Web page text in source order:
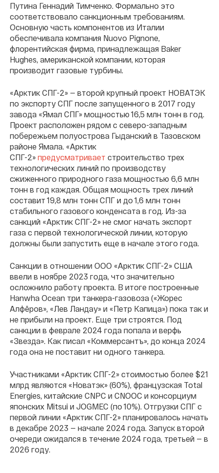
Путина Геннадий Тимченко. Формально это
соответствовало санкционным требованиям.
Основную часть компонентов из Италии
обеспечивала компания Nuovo Pignone,
флорентийская фирма, принадлежащая Baker
Hughes, американской компании, которая
производит газовые турбины.
«Арктик СПГ-2» — второй крупный проект НОВАТЭК
по экспорту СПГ после запущенного в 2017 году
завода «Ямал СПГ» мощностью 16,5 млн тонн в год.
Проект расположен рядом с северо-западным
побережьем полуострова Гыданский в Тазовском
районе Ямала. «Арктик
СПГ-2» предусматривает строительство трех
технологических линий по производству
сжиженного природного газа мощностью 6,6 млн
тонн в год каждая. Общая мощность трех линий
составит 19,8 млн тонн СПГ и до 1,6 млн тонн
стабильного газового конденсата в год. Из-за
санкций «Арктик СПГ-2» не смог начать экспорт
газа с первой технологической линии, которую
должны были запустить еще в начале этого года.
Санкции в отношении ООО «Арктик СПГ-2» США
ввели в ноябре 2023 года, что значительно
осложнило работу проекта. В итоге построенные
Hanwha Ocean три танкера-газовоза («Жорес
Алфёров», «Лев Ландау» и «Петр Капица») пока так и
не прибыли на проект. Еще три строятся. Под
санкции в феврале 2024 года попала и верфь
«Звезда». Как писал «Коммерсантъ», до конца 2024
года она не поставит ни одного танкера.
Участниками «Арктик СПГ-2» стоимостью более $21
млрд являются «Новатэк» (60%), французская Total
Energies, китайские CNPC и CNOOC и консорциум
японских Mitsui и JOGMEC (по 10%). Отгрузки СПГ с
первой линии «Арктик СПГ-2» планировалось начать
в декабре 2023 — начале 2024 года. Запуск второй
очереди ожидался в течение 2024 года, третьей — в
2026 году.